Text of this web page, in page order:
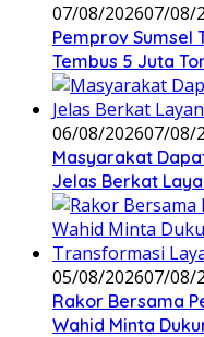
07/08/202607/08/
Pemprov Sumsel
Tembus 5 Juta
06/08/202607/08/
Masyarakat
Jelas Berkat
05/08/202607/08/
Rakor Bersama
Wahid Minta